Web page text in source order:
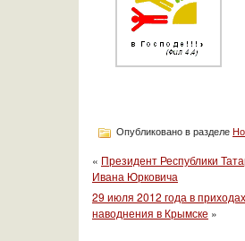
Опубликовано в разделе
« Президент Республики
Ивана Юрковича
29 июля 2012 года в
наводнения в Крымске »